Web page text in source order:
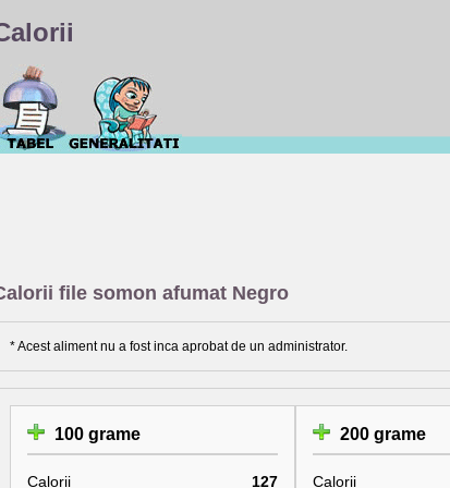
file somon afumat Negro
* Acest aliment nu a fost inca aprobat de un administrator.
100 grame
Calorii 127
200 grame
Calorii